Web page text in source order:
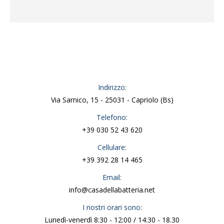
Indirizzo:
Via Sarnico, 15 - 25031 - Capriolo (Bs)
Telefono:
+39 030 52 43 620
Cellulare:
+39 392 28 14 465
Email:
info@casadellabatteria.net
I nostri orari sono:
Lunedì-venerdì 8:30 - 12:00 / 14:30 - 18.30